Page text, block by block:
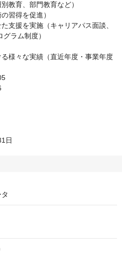
別教育、部門教育など）
習得を促進）
支援を実施（キャリアパス面談、
ラム制度）
様々な実績（直近年度・事業年度
日